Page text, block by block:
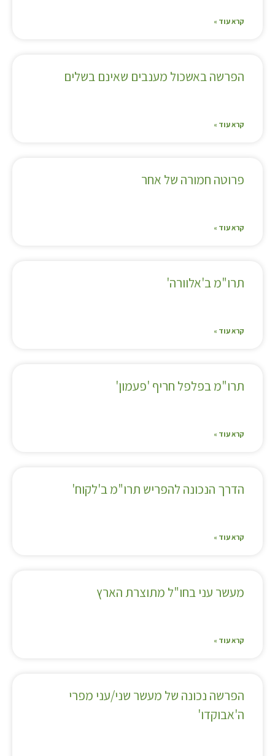
קרא עוד »
הפרשה באשכול מענבים שאינם בשלים
קרא עוד »
פרוטה חמורה של אחר
קרא עוד »
תרו"מ ב'אלוורה'
קרא עוד »
תרו"מ בפלפל חריף 'פעמון'
קרא עוד »
הדרך הנכונה להפריש תרו"מ ב'לקוח'
קרא עוד »
מעשר עני בחו"ל מתוצרת הארץ
קרא עוד »
הפרשה נכונה של מעשר שני/עני מפרי
ה'אבוקדו'